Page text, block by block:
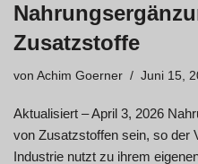
Zusatzstoffe
von Achim Goerner Juni 15,
Aktualisiert – April 3, 2026
von Zusatzstoffen sein, so der
Industrie nutzt zu ihrem